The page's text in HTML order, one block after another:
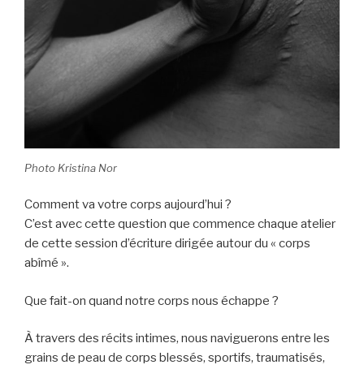
Photo Kristina Nor
Comment va votre corps aujourd’hui ?
C’est avec cette question que commence chaque atelier
de cette session d’écriture dirigée autour du « corps
abîmé ».
Que fait-on quand notre corps nous échappe ?
À travers des récits intimes, nous naviguerons entre les
grains de peau de corps blessés, sportifs, traumatisés,